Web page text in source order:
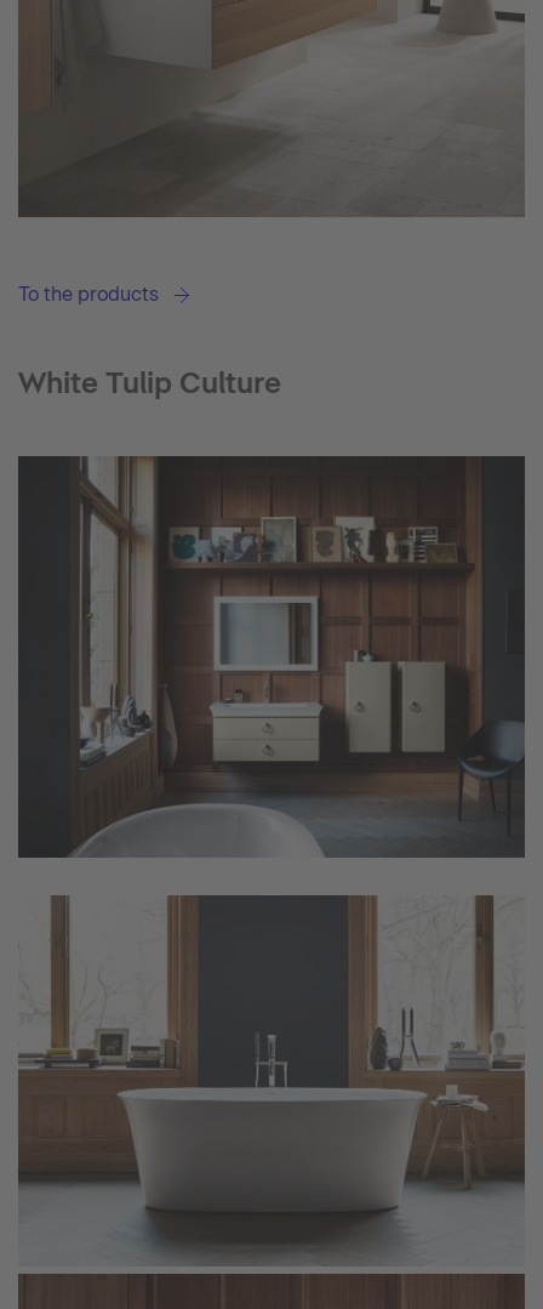
To the products
White Tulip Culture